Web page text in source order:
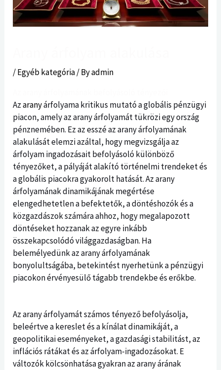
/Egyéb kategória/ Byadmin
Azaranyárfolyama kritikus mutató a globális pénzügyi
piacon, amely az arany árfolyamát tükrözi egy ország
pénznemében. Ez az esszé az arany árfolyamának
alakulását elemzi azáltal, hogy megvizsgálja az
árfolyam ingadozásait befolyásoló különböző
tényezőket, a pályáját alakító történelmi trendeket és
a globális piacokra gyakorolt ​​hatását. Az arany
árfolyamának dinamikájának megértése
elengedhetetlen a befektetők, a döntéshozók és a
közgazdászok számára ahhoz, hogy megalapozott
döntéseket hozzanak az egyre inkább
összekapcsolódó világgazdaságban. Ha
belemélyedünk az arany árfolyamának
bonyolultságába, betekintést nyerhetünk a pénzügyi
piacokon érvényesülő tágabb trendekbe és erőkbe.
Az arany árfolyamát számos tényező befolyásolja,
beleértve a kereslet és a kínálat dinamikáját, a
geopolitikai eseményeket, a gazdasági stabilitást, az
inflációs rátákat és az árfolyam-ingadozásokat. E
változók kölcsönhatása gyakran az arany árának